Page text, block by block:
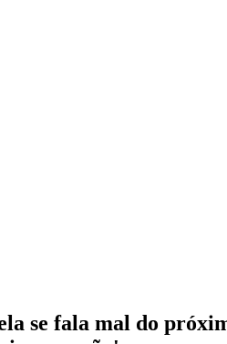
se fala mal do